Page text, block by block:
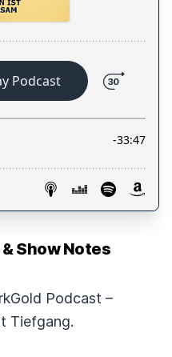
Show Notes
Podcast –
Tiefgang.